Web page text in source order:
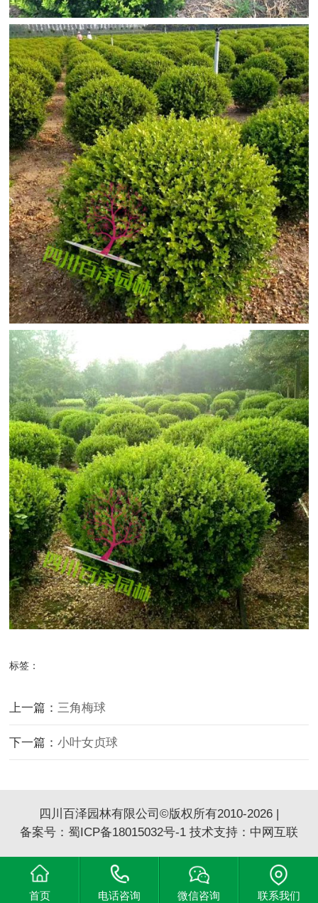
标签：
上一篇：三角梅球
下一篇：小叶女贞球
四川百泽园林有限公司©版权所有2010-2026 |
备案号： 蜀ICP备18015032号-1 技术支持： 中网互联
首页 电话咨询 微信咨询 联系我们